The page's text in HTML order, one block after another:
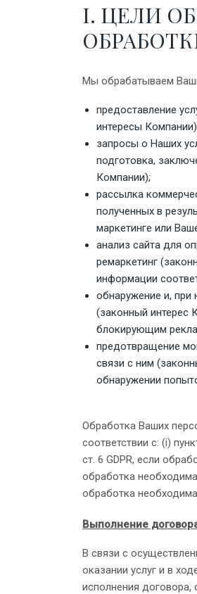
I. ЦЕЛИ
Мы обрабатываем
предоставление
интересы
запросы о Наших
подготовка,
Компании);
рассылка
полученных в
маркетинге или
анализ сайта для
ремаркетинг
информации
обнаружение и, при
(законный интерес
блокирующим
предотвращение
связи с ним
обнаружении
Обработка Ваших
соответствии с: (i)
ст. 6 GDPR, если
обработка
обработка
Выполнение
В связи с
оказании услуг и в
исполнения